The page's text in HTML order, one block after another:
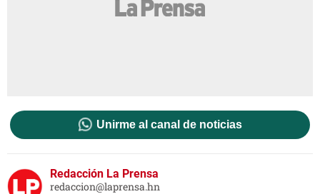
Unirme al canal de noticias
Redacción La Prensa
redaccion@laprensa.hn